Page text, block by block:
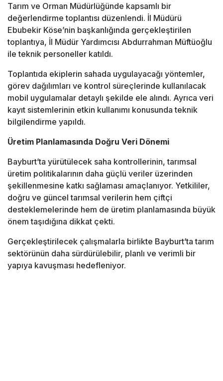
Tarım ve Orman Müdürlüğünde kapsamlı bir
değerlendirme toplantısı düzenlendi. İl Müdürü
Ebubekir Köse’nin başkanlığında gerçekleştirilen
toplantıya, İl Müdür Yardımcısı Abdurrahman Müftüoğlu
ile teknik personeller katıldı.
Toplantıda ekiplerin sahada uygulayacağı yöntemler,
görev dağılımları ve kontrol süreçlerinde kullanılacak
mobil uygulamalar detaylı şekilde ele alındı. Ayrıca veri
kayıt sistemlerinin etkin kullanımı konusunda teknik
bilgilendirme yapıldı.
Üretim Planlamasında Doğru Veri Dönemi
Bayburt’ta yürütülecek saha kontrollerinin, tarımsal
üretim politikalarının daha güçlü veriler üzerinden
şekillenmesine katkı sağlaması amaçlanıyor. Yetkililer,
doğru ve güncel tarımsal verilerin hem çiftçi
desteklemelerinde hem de üretim planlamasında büyük
önem taşıdığına dikkat çekti.
Gerçekleştirilecek çalışmalarla birlikte Bayburt’ta tarım
sektörünün daha sürdürülebilir, planlı ve verimli bir
yapıya kavuşması hedefleniyor.